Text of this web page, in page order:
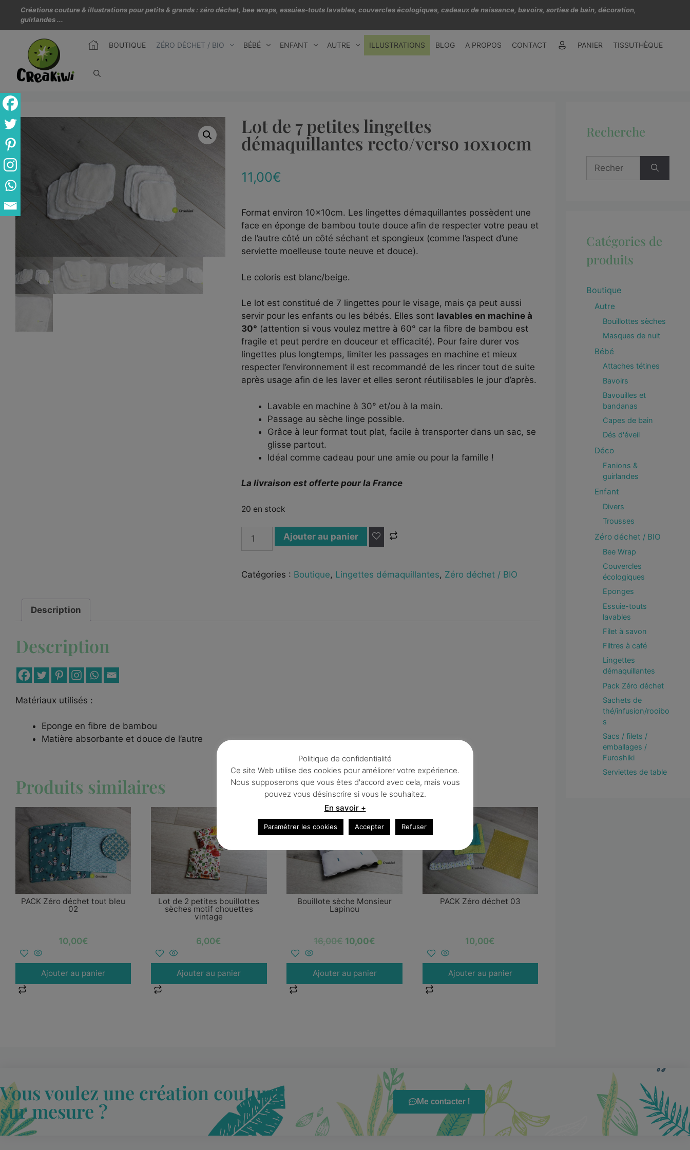
Créations couture & illustrations pour petits & grands : zéro déchet, bee wraps, essuies-touts lavables, couvercles écologiques, cadeaux de naissance, bavoirs, sorties de bain, décoration,
guirlandes ...
BOUTIQUE ZÉRO DÉCHET / BIO BÉBÉ ENFANT AUTRE ILLUSTRATIONS BLOG A PROPOS CONTACT PANIER TISSUTHÈQUE
Lot de 7 petites lingettes
démaquillantes recto/verso 10x10cm
11,00€
Format environ 10x10cm. Les lingettes démaquillantes possèdent une
face en éponge de bambou toute douce afin de respecter votre peau et
de l’autre côté un côté séchant et spongieux (comme l’aspect d’une
serviette moelleuse toute neuve et douce).
Le coloris est blanc/beige.
Le lot est constitué de 7 lingettes pour le visage, mais ça peut aussi
servir pour les enfants ou les bébés. Elles sont lavables en machine à
30° (attention si vous voulez mettre à 60° car la fibre de bambou est
fragile et peut perdre en douceur et efficacité). Pour faire durer vos
lingettes plus longtemps, limiter les passages en machine et mieux
respecter l’environnement il est recommandé de les rincer tout de suite
après usage afin de les laver et elles seront réutilisables le jour d’après.
Lavable en machine à 30° et/ou à la main.
Passage au sèche linge possible.
Grâce à leur format tout plat, facile à transporter dans un sac, se
glisse partout.
Idéal comme cadeau pour une amie ou pour la famille !
La livraison est offerte pour la France
20 en stock
Ajouter au panier
Catégories : Boutique, Lingettes démaquillantes, Zéro déchet / BIO
Description
Description
Matériaux utilisés :
Eponge en fibre de bambou
Matière absorbante et douce de l’autre
Produits similaires
PACK Zéro déchet tout bleu
02
10,00€
Ajouter au panier
Lot de 2 petites bouillottes
sèches motif chouettes
vintage
6,00€
Ajouter au panier
Promo !
Bouillote sèche Monsieur
Lapinou
16,00€ 10,00€
Ajouter au panier
PACK Zéro déchet 03
10,00€
Ajouter au panier
Recherche
Catégories de
produits
Boutique
Autre
Bouillottes sèches
Masques de nuit
Bébé
Attaches tétines
Bavoirs
Bavouilles et
bandanas
Capes de bain
Dés d'éveil
Déco
Fanions &
guirlandes
Enfant
Divers
Trousses
Zéro déchet / BIO
Bee Wrap
Couvercles
écologiques
Eponges
Essuie-touts
lavables
Filet à savon
Filtres à café
Lingettes
démaquillantes
Pack Zéro déchet
Sachets de
thé/infusion/rooibo
s
Sacs / filets /
emballages /
Furoshiki
Serviettes de table
Vous voulez une création couture
sur mesure ? Me contacter !
Politique de confidentialité
Ce site Web utilise des cookies pour améliorer votre expérience.
Nous supposerons que vous êtes d'accord avec cela, mais vous
pouvez vous désinscrire si vous le souhaitez.
En savoir +
Paramétrer les cookies Accepter Refuser